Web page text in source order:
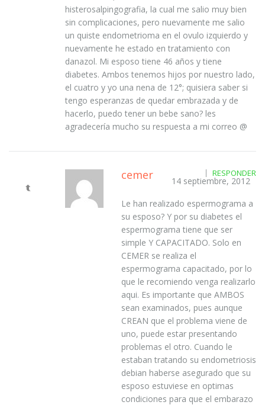
histerosalpingografia, la cual me salio muy bien
sin complicaciones, pero nuevamente me salio
un quiste endometrioma en el ovulo izquierdo y
nuevamente he estado en tratamiento con
danazol. Mi esposo tiene 46 años y tiene
diabetes. Ambos tenemos hijos por nuestro lado,
el cuatro y yo una nena de 12°; quisiera saber si
tengo esperanzas de quedar embrazada y de
hacerlo, puedo tener un bebe sano? les
agradecería mucho su respuesta a mi correo @
cemer RESPONDER
14 septiembre, 2012
Le han realizado espermograma a
su esposo? Y por su diabetes el
espermograma tiene que ser
simple Y CAPACITADO. Solo en
CEMER se realiza el
espermograma capacitado, por lo
que le recomiendo venga realizarlo
aqui. Es importante que AMBOS
sean examinados, pues aunque
CREAN que el problema viene de
uno, puede estar presentando
problemas el otro. Cuando le
estaban tratando su endometriosis
debian haberse asegurado que su
esposo estuviese en optimas
condiciones para que el embarazo